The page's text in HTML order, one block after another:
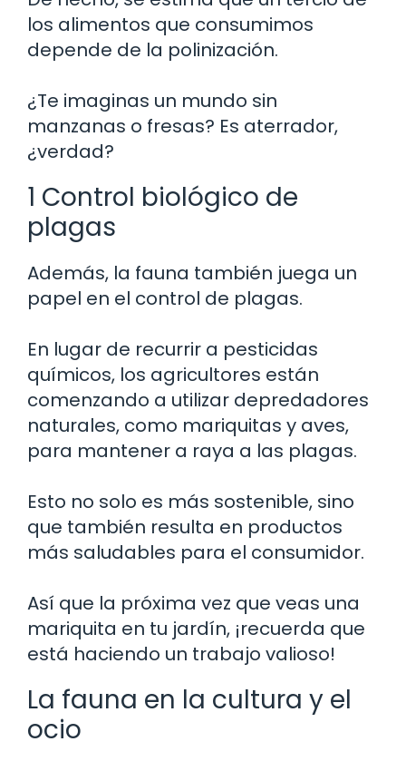
los alimentos que consumimos
depende de la polinización.
¿Te imaginas un mundo sin
manzanas o fresas? Es aterrador,
¿verdad?
1 Control biológico de
plagas
Además, la fauna también juega un
papel en el control de plagas.
En lugar de recurrir a pesticidas
químicos, los agricultores están
comenzando a utilizar depredadores
naturales, como mariquitas y aves,
para mantener a raya a las plagas.
Esto no solo es más sostenible, sino
que también resulta en productos
más saludables para el consumidor.
Así que la próxima vez que veas una
mariquita en tu jardín, ¡recuerda que
está haciendo un trabajo valioso!
La fauna en la cultura y el
ocio